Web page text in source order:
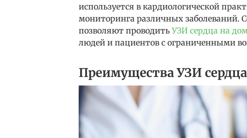
используется в кардиологической
мониторинга различных заболеваний.
позволяют проводитьУЗИ сердца на
людей и пациентов с ограниченными
Преимущества УЗИ сердца